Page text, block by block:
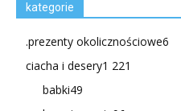
kategorie
.prezenty okolicznościowe6
ciacha i desery1 221
babki49